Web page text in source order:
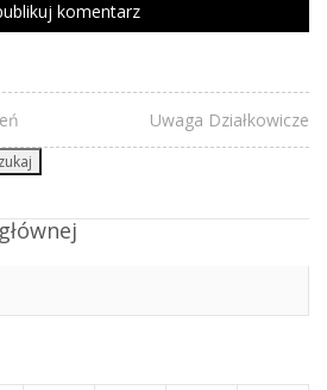
Uwaga Działkowicze